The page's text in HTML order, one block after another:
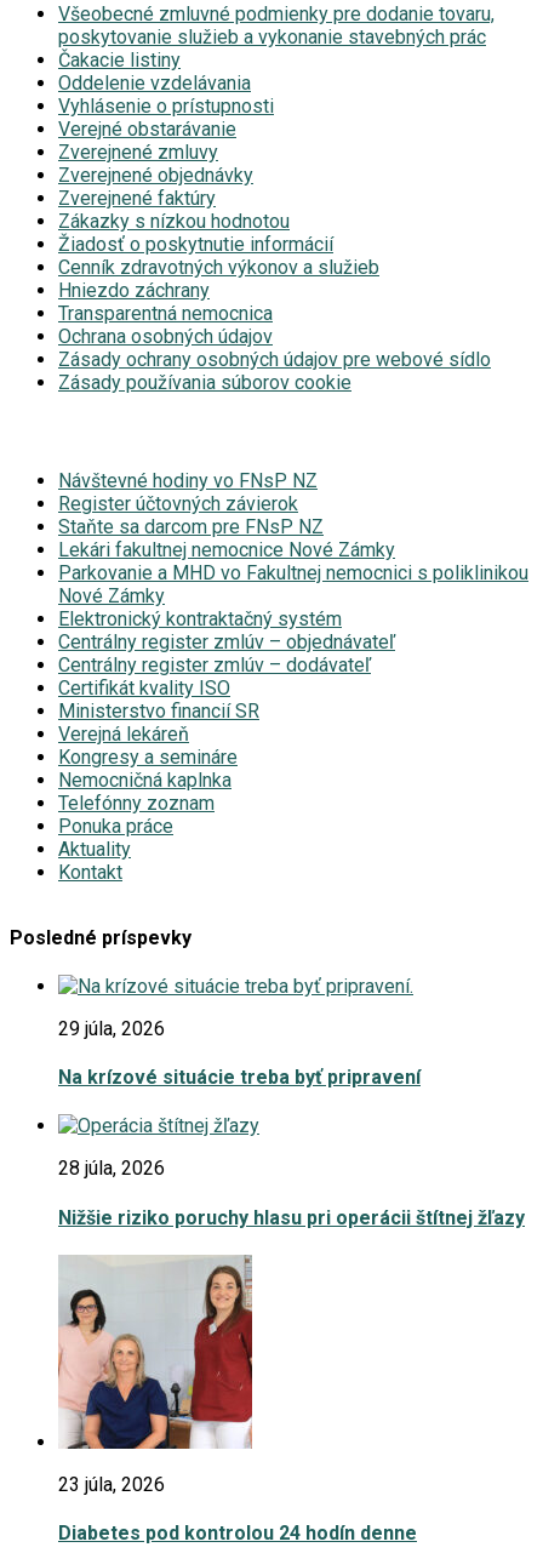
Všeobecné zmluvné podmienky pre dodanie tovaru,
poskytovanie služieb a vykonanie stavebných prác
Čakacie listiny
Oddelenie vzdelávania
Vyhlásenie o prístupnosti
Verejné obstarávanie
Zverejnené zmluvy
Zverejnené objednávky
Zverejnené faktúry
Zákazky s nízkou hodnotou
Žiadosť o poskytnutie informácií
Cenník zdravotných výkonov a služieb
Hniezdo záchrany
Transparentná nemocnica
Ochrana osobných údajov
Zásady ochrany osobných údajov pre webové sídlo
Zásady používania súborov cookie
Návštevné hodiny vo FNsP NZ
Register účtovných závierok
Staňte sa darcom pre FNsP NZ
Lekári fakultnej nemocnice Nové Zámky
Parkovanie a MHD vo Fakultnej nemocnici s poliklinikou
Nové Zámky
Elektronický kontraktačný systém
Centrálny register zmlúv – objednávateľ
Centrálny register zmlúv – dodávateľ
Certifikát kvality ISO
Ministerstvo financií SR
Verejná lekáreň
Kongresy a semináre
Nemocničná kaplnka
Telefónny zoznam
Ponuka práce
Aktuality
Kontakt
Posledné príspevky
29 júla, 2026
Na krízové situácie treba byť pripravení
28 júla, 2026
Nižšie riziko poruchy hlasu pri operácii štítnej žľazy
23 júla, 2026
Diabetes pod kontrolou 24 hodín denne